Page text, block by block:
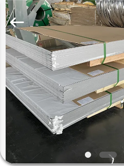
ΣΠΊΤΙ
ΠΡΟΪΌΝΤΑ
ΒΊΝΤΕΟ
ΠΕΡΊΠΟΥ
Special
Steel
Co.,
Ltd.
Rights
Reserved.